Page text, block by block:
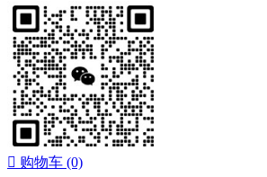
 购物车 (0)